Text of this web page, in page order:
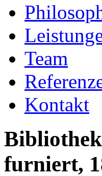
Team
Kontakt
furniert,